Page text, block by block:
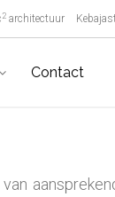
2 architectuur
Contact